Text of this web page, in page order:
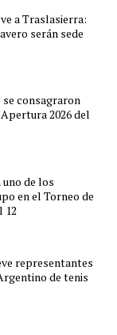
a Traslasierra:
serán sede
consagraron
2026 del
de los
en el Torneo de
12
representantes
de tenis